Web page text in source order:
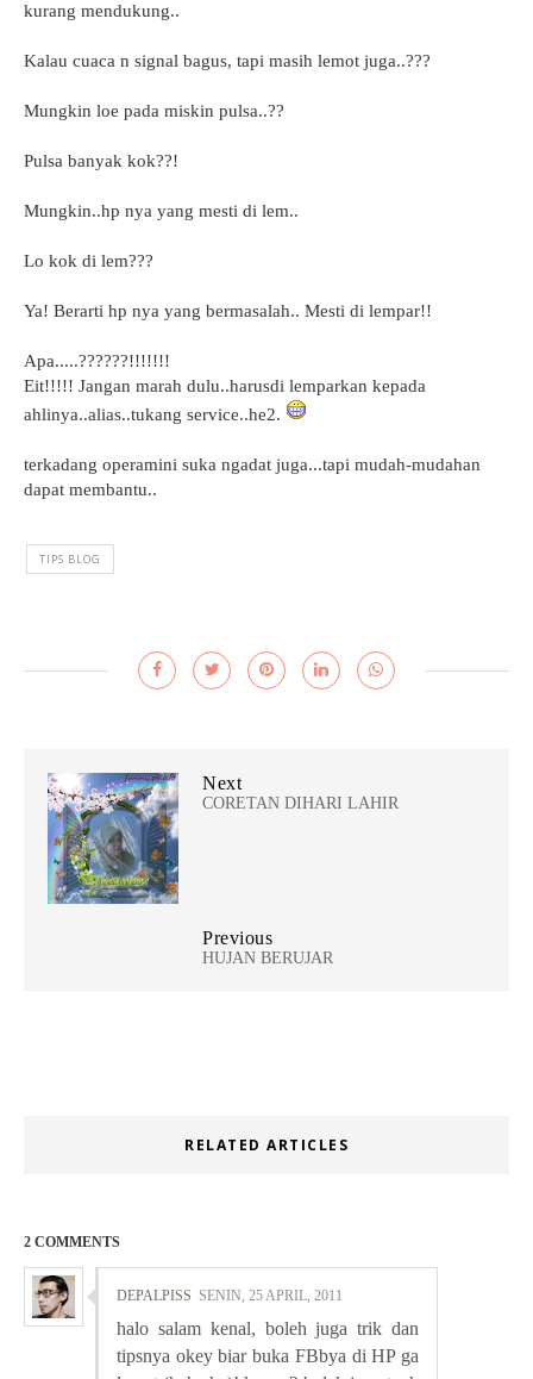
kurang mendukung..
Kalau cuaca n signal bagus, tapi masih lemot juga..???
Mungkin loe pada miskin pulsa..??
Pulsa banyak kok??!
Mungkin..hp nya yang mesti di lem..
Lo kok di lem???
Ya! Berarti hp nya yang bermasalah.. Mesti di lempar!!
Apa.....??????!!!!!!!
Eit!!!!! Jangan marah dulu..harusdi lemparkan kepada
ahlinya..alias..tukang service..he2.
terkadang operamini suka ngadat juga...tapi mudah-mudahan
dapat membantu..
TIPS BLOG
Next
CORETAN DIHARI LAHIR
Previous
HUJAN BERUJAR
RELATED ARTICLES
2 COMMENTS
DEPALPISS SENIN, 25 APRIL, 2011
halo salam kenal, boleh juga trik dan
tipsnya okey biar buka FBbya di HP ga